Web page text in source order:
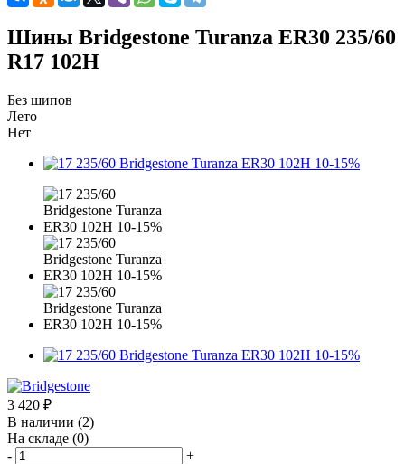
Шины Bridgestone Turanza ER30 235/60
R17 102H
Без шипов
Лето
Нет
3 420 ₽
В наличии (2)
На складе (0)
-
+